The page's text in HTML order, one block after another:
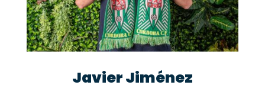
Javier Jiménez